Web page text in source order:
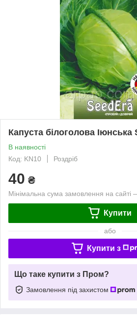
Капуста білоголова Іюнська
В наявності
Код: KN10
Роздріб
40 ₴
Мінімальна сума замовлення на сайті
Купити
або
Купити з
Що таке купити з Пром?
Замовлення під захистом